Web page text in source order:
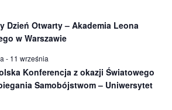
Dzień Otwarty – Akademia Leona
w Warszawie
- 11 września
Konferencja z okazji Światowego
Samobójstwom – Uniwersytet